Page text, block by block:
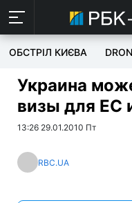
ОБСТРІЛ КИЄВА
Украина
визы для
13:26 29.01.2010 Пт
RBC.UA